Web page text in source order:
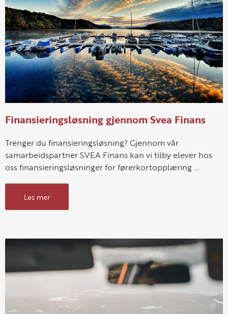
Finansieringsløsning gjennom Svea Finans
Trenger du finansieringsløsning? Gjennom vår
samarbeidspartner SVEA Finans kan vi tilby elever hos
oss finansieringsløsninger for førerkortopplæring …
Les mer